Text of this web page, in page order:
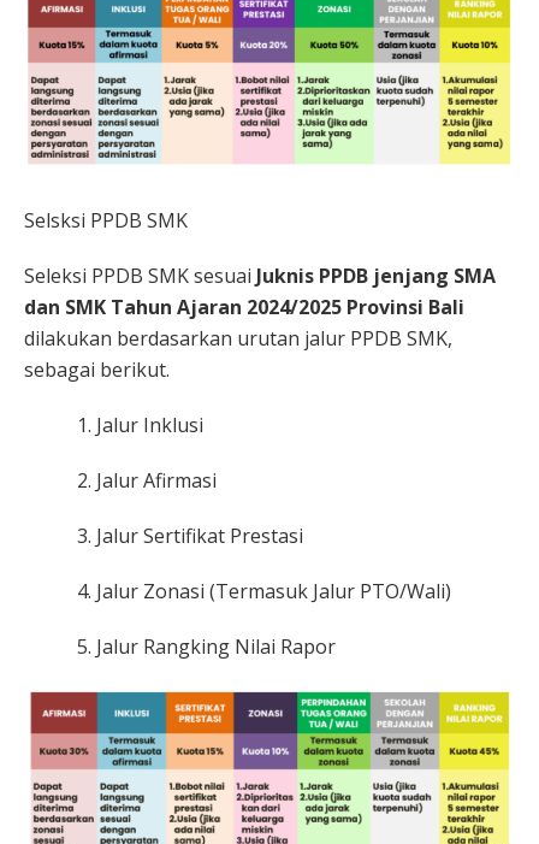
Selsksi PPDB SMK
Seleksi PPDB SMK sesuai Juknis PPDB jenjang SMA
dan SMK Tahun Ajaran 2024/2025 Provinsi Bali
dilakukan berdasarkan urutan jalur PPDB SMK,
sebagai berikut.
Jalur Inklusi
Jalur Afirmasi
Jalur Sertifikat Prestasi
Jalur Zonasi (Termasuk Jalur PTO/Wali)
Jalur Rangking Nilai Rapor